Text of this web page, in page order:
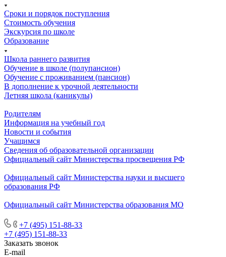
Сроки и порядок поступления
Стоимость обучения
Экскурсия по школе
Образование
Школа раннего развития
Обучение в школе (полупансион)
Обучение с проживанием (пансион)
В дополнение к урочной деятельности
Летняя школа (каникулы)
Родителям
Информация на учебный год
Новости и события
Учащимся
Сведения об образовательной организации
Официальный сайт Министерства просвещения РФ
Официальный сайт Министерства науки и высшего
образования РФ
Официальный сайт Министерства образования МО
+7 (495) 151-88-33
+7 (495) 151-88-33
Заказать звонок
E-mail